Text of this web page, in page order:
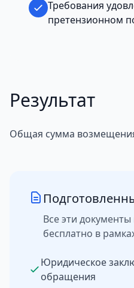
Требования
претензионном
Результат
Общая сумма
Все эти
бесплатно в
Юридическое
обращения